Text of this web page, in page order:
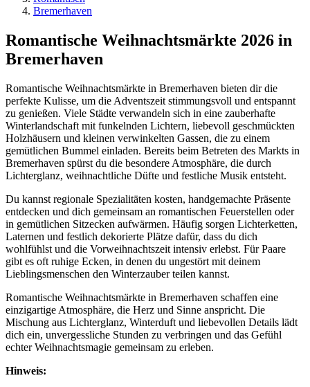
Bremerhaven
Romantische Weihnachtsmärkte 2026 in
Bremerhaven
Romantische Weihnachtsmärkte in Bremerhaven bieten dir die
perfekte Kulisse, um die Adventszeit stimmungsvoll und entspannt
zu genießen. Viele Städte verwandeln sich in eine zauberhafte
Winterlandschaft mit funkelnden Lichtern, liebevoll geschmückten
Holzhäusern und kleinen verwinkelten Gassen, die zu einem
gemütlichen Bummel einladen. Bereits beim Betreten des Markts in
Bremerhaven spürst du die besondere Atmosphäre, die durch
Lichterglanz, weihnachtliche Düfte und festliche Musik entsteht.
Du kannst regionale Spezialitäten kosten, handgemachte Präsente
entdecken und dich gemeinsam an romantischen Feuerstellen oder
in gemütlichen Sitzecken aufwärmen. Häufig sorgen Lichterketten,
Laternen und festlich dekorierte Plätze dafür, dass du dich
wohlfühlst und die Vorweihnachtszeit intensiv erlebst. Für Paare
gibt es oft ruhige Ecken, in denen du ungestört mit deinem
Lieblingsmenschen den Winterzauber teilen kannst.
Romantische Weihnachtsmärkte in Bremerhaven schaffen eine
einzigartige Atmosphäre, die Herz und Sinne anspricht. Die
Mischung aus Lichterglanz, Winterduft und liebevollen Details lädt
dich ein, unvergessliche Stunden zu verbringen und das Gefühl
echter Weihnachtsmagie gemeinsam zu erleben.
Hinweis: